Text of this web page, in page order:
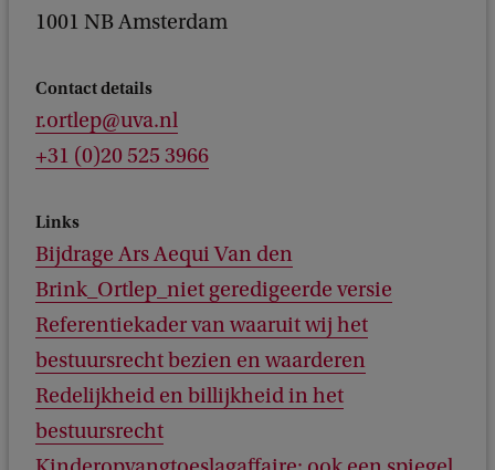
1001 NB Amsterdam
Contact details
r.ortlep@uva.nl
+31 (0)20 525 3966
Links
Bijdrage Ars Aequi Van den
Brink_Ortlep_niet geredigeerde versie
Referentiekader van waaruit wij het
bestuursrecht bezien en waarderen
Redelijkheid en billijkheid in het
bestuursrecht